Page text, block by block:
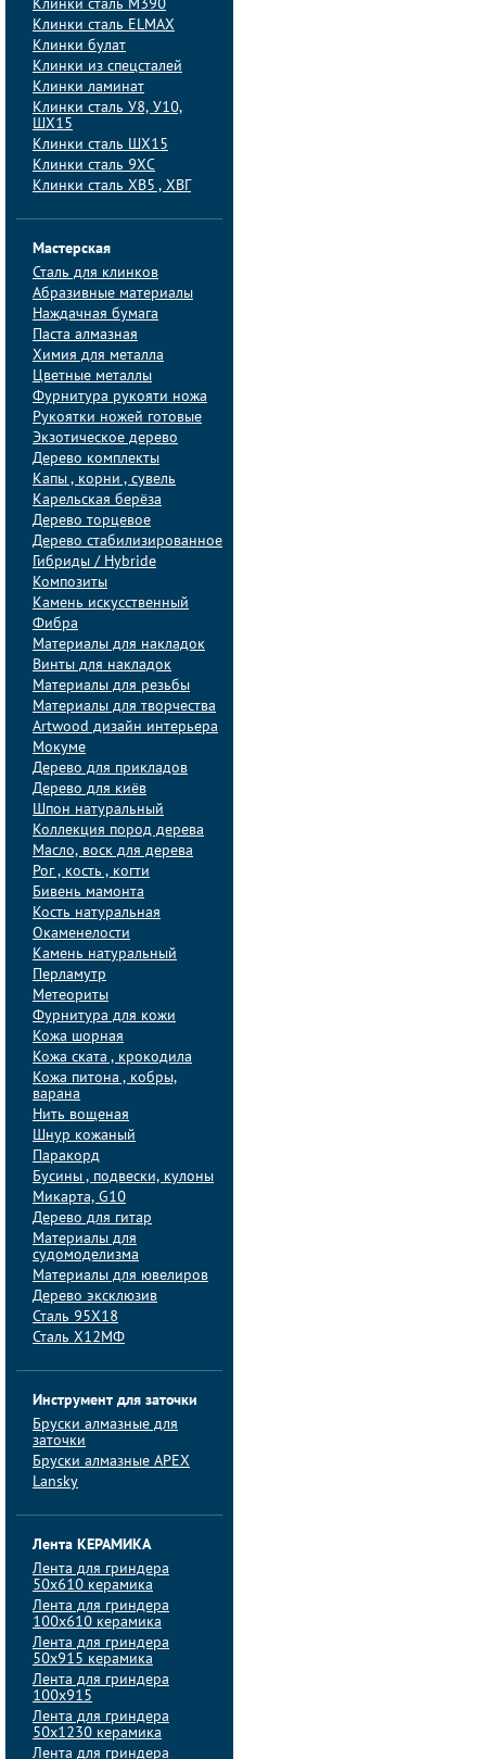
Клинки сталь M390
Клинки сталь ELMAX
Клинки булат
Клинки из спецсталей
Клинки ламинат
Клинки сталь У8, У10,
ШХ15
Клинки сталь ШХ15
Клинки сталь 9ХС
Клинки сталь ХВ5 , ХВГ
Мастерская
Сталь для клинков
Абразивные материалы
Наждачная бумага
Паста алмазная
Химия для металла
Цветные металлы
Фурнитура рукояти ножа
Рукоятки ножей готовые
Экзотическое дерево
Дерево комплекты
Капы , корни , сувель
Карельская берёза
Дерево торцевое
Дерево стабилизированное
Гибриды / Hybride
Композиты
Камень искусственный
Фибра
Материалы для накладок
Винты для накладок
Материалы для резьбы
Материалы для творчества
Artwood дизайн интерьера
Мокуме
Дерево для прикладов
Дерево для киёв
Шпон натуральный
Коллекция пород дерева
Масло, воск для дерева
Рог , кость , когти
Бивень мамонта
Кость натуральная
Окаменелости
Камень натуральный
Перламутр
Метеориты
Фурнитура для кожи
Кожа шорная
Кожа ската , крокодила
Кожа питона , кобры,
варана
Нить вощеная
Шнур кожаный
Паракорд
Бусины , подвески, кулоны
Микарта, G10
Дерево для гитар
Материалы для
судомоделизма
Материалы для ювелиров
Дерево эксклюзив
Сталь 95Х18
Сталь Х12МФ
Инструмент для заточки
Бруски алмазные для
заточки
Бруски алмазные APEX
Lansky
Лента КЕРАМИКА
Лента для гриндера
50х610 керамика
Лента для гриндера
100х610 керамика
Лента для гриндера
50х915 керамика
Лента для гриндера
100х915
Лента для гриндера
50х1230 керамика
Лента для гриндера